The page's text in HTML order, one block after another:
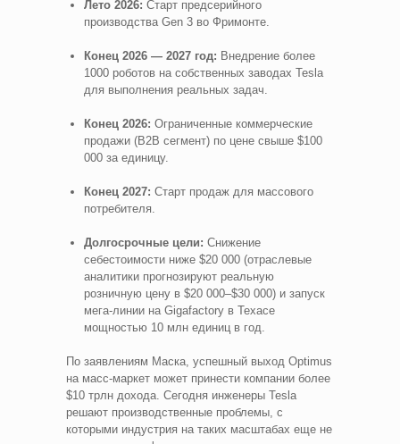
Лето 2026: Старт предсерийного
производства Gen 3 во Фримонте.
Конец 2026 — 2027 год: Внедрение более
1000 роботов на собственных заводах Tesla
для выполнения реальных задач.
Конец 2026: Ограниченные коммерческие
продажи (B2B сегмент) по цене свыше $100
000 за единицу.
Конец 2027: Старт продаж для массового
потребителя.
Долгосрочные цели: Снижение
себестоимости ниже $20 000 (отраслевые
аналитики прогнозируют реальную
розничную цену в $20 000–$30 000) и запуск
мега-линии на Gigafactory в Техасе
мощностью 10 млн единиц в год.
По заявлениям Маска, успешный выход Optimus
на масс-маркет может принести компании более
$10 трлн дохода. Сегодня инженеры Tesla
решают производственные проблемы, с
которыми индустрия на таких масштабах еще не